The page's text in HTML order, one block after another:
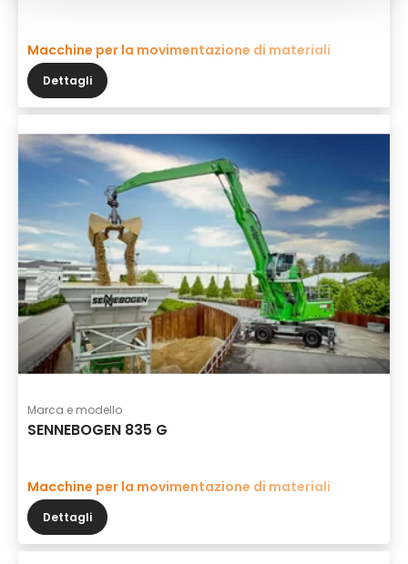
Macchine per la movimentazione di materiali
Dettagli
Marca e modello
SENNEBOGEN 835 G
Macchine per la movimentazione di materiali
Dettagli